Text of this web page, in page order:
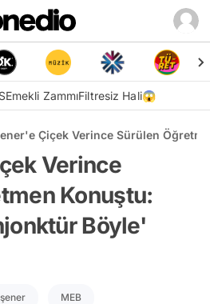
Emekli ZammıFiltresiz Hali😱
Çiçek Verince Sürülen
Verince
Konuştu:
Böyle'
MEB